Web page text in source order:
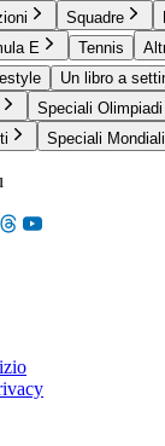
Squadre
E Tennis
Un libro a
Speciali Olimpiadi
Speciali Mondiali